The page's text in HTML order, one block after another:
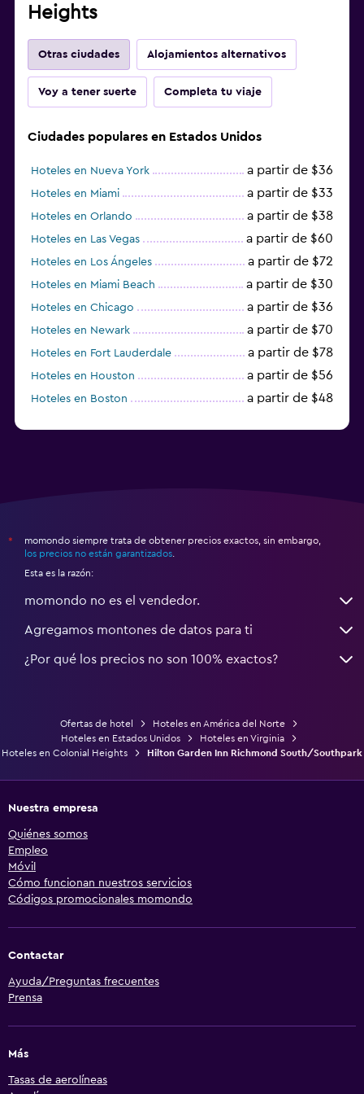
Heights
Otras ciudades Alojamientos alternativos
Voy a tener suerte Completa tu viaje
Ciudades populares en Estados Unidos
Hoteles en Nueva York a partir de $36
Hoteles en Miami a partir de $33
Hoteles en Orlando a partir de $38
Hoteles en Las Vegas a partir de $60
Hoteles en Los Ángeles a partir de $72
Hoteles en Miami Beach a partir de $30
Hoteles en Chicago a partir de $36
Hoteles en Newark a partir de $70
Hoteles en Fort Lauderdale a partir de $78
Hoteles en Houston a partir de $56
Hoteles en Boston a partir de $48
*
momondo siempre trata de obtener precios exactos, sin embargo,
los precios no están garantizados
Esta es la razón:
momondo no es el vendedor.
Agregamos montones de datos para ti
¿Por qué los precios no son 100% exactos?
Ofertas de hotel
Hoteles en América del Norte
Hoteles en Estados Unidos
Hoteles en Virginia
Hoteles en Colonial Heights
Hilton Garden Inn Richmond South/Southpark
Nuestra empresa
Quiénes somos
Empleo
Móvil
Cómo funcionan nuestros servicios
Códigos promocionales momondo
Contactar
Ayuda/Preguntas frecuentes
Prensa
Más
Tasas de aerolíneas